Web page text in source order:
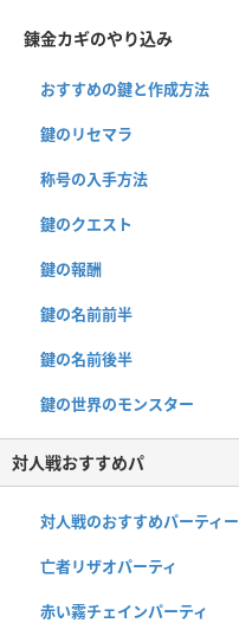
錬金カギのやり込み
おすすめの鍵と作成方法
鍵のリセマラ
称号の入手方法
鍵のクエスト
鍵の報酬
鍵の名前前半
鍵の名前後半
鍵の世界のモンスター
対人戦おすすめパ
対人戦のおすすめパーティー
亡者リザオパーティ
赤い霧チェインパーティ